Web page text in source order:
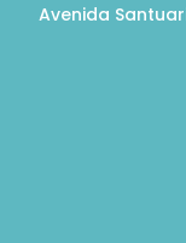
Avenida